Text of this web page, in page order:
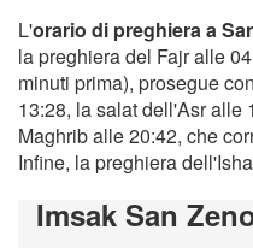
L'orario di preghiera a
la preghiera del Fajr alle
minuti prima), prosegue
13:28, la salat dell'Asr alle
Maghrib alle 20:42, che
Infine, la preghiera
Imsak San